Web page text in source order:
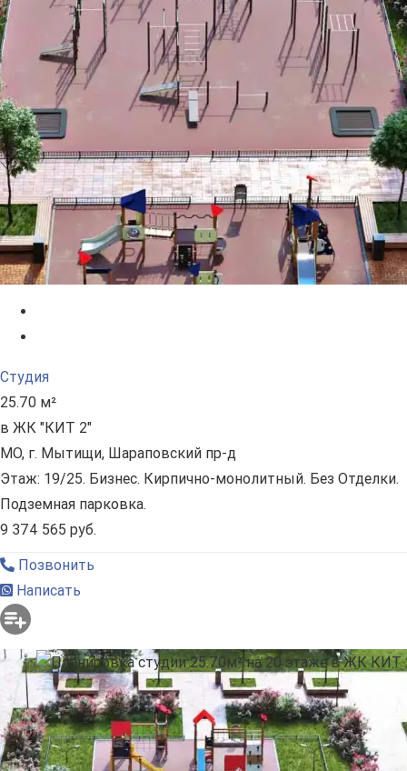
Студия
25.70 м²
в ЖК "КИТ 2"
МО, г. Мытищи, Шараповский пр-д
Этаж: 19/25. Бизнес. Кирпично-монолитный. Без Отделки.
Подземная парковка.
9 374 565 руб.
Позвонить
Написать